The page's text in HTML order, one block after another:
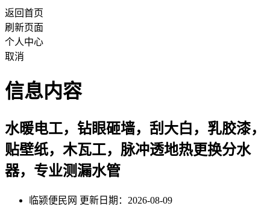
返回首页
刷新页面
个人中心
取消
信息内容
水暖电工，钻眼砸墙，刮大白，乳胶漆，
贴壁纸，木瓦工，脉冲透地热更换分水
器，专业测漏水管
临颍便民网 更新日期：2026-08-09